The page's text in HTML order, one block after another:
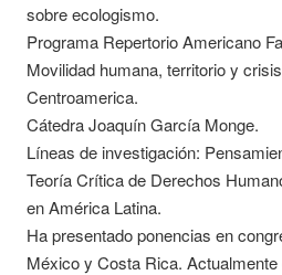
sobre ecologismo.
Programa Repertorio Americano
Movilidad humana, territorio y
Centroamerica.
Cátedra Joaquín García Monge.
Líneas de investigación:
Teoría Crítica de Derechos
en América Latina.
Ha presentado ponencias en
México y Costa Rica.